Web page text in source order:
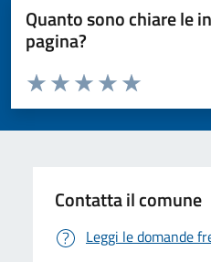
Quanto sono chiare le
pagina?
Valuta da 1 a 5 stelle la pagina
Valuta 5
Valuta 4 stelle su
Valuta 3 stelle su 5
Valuta 2 stelle su 5
Valuta 1 stelle su 5
Contatta il comune
Leggi le domande